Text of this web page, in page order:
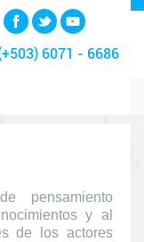
6071 - 6686
pensamiento
y al
de los actores